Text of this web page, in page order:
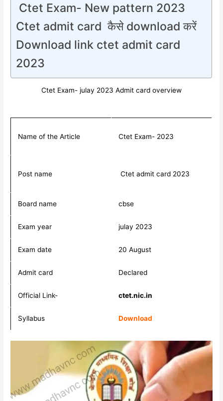
Ctet Exam- New pattern 2023
Ctet admit card कैसे download करें
Download link ctet admit card
2023
Ctet Exam- julay 2023 Admit card overview
Name of the Article Ctet Exam- 2023
Post name Ctet admit card 2023
Board name cbse
Exam year julay 2023
Exam date 20 August
Admit card Declared
Official Link- ctet.nic.in
Syllabus Download